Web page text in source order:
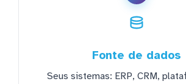
Fonte de dados
Seus sistemas: ERP, CRM,